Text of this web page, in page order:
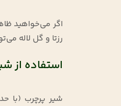
اگر می‌خواهید
رزتا و گل لاله
استفاده از